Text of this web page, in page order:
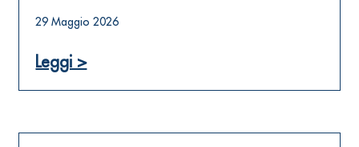
29 Maggio 2026
Leggi >